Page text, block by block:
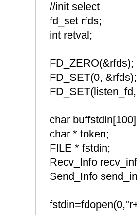
//init select
fd_set rfds;
int retval;
FD_ZERO(&rfds);
FD_SET(0,
char
char * token;
FILE * fstdin;
Recv_Info
Send_Info